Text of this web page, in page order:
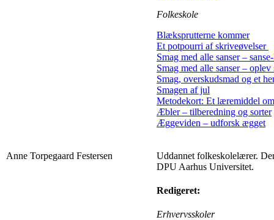
Folkeskole
Blæksprutterne kommer
Et potpourri af skriveøvelser
Smag med alle sanser –
Smag med alle sanser – oplev
Smag, overskudsmad og et
Smagen af jul
Metodekort: Et læremiddel
Æbler – tilberedning og sorter
Æggeviden – udforsk ægget
Anne Torpegaard Festersen
Uddannet folkeskolelærer.
DPU Aarhus Universitet.
Redigeret:
Erhvervsskoler